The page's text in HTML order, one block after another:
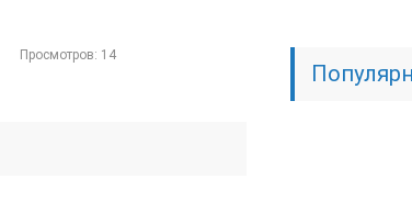
Просмотров: 14